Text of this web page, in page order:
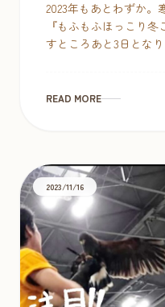
2023年もあとわずか。
『もふもふほっこり
すところあと3日とな
READ MORE
2023/11/16